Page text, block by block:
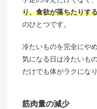
り、食欲が落ちたりす
のひとつです。
冷たいものを完全にや
気になる日は冷たいも
だけでも体がラクになり
筋肉量の減少